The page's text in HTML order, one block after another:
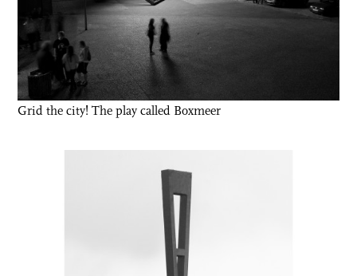
Grid the city! The play called Boxmeer